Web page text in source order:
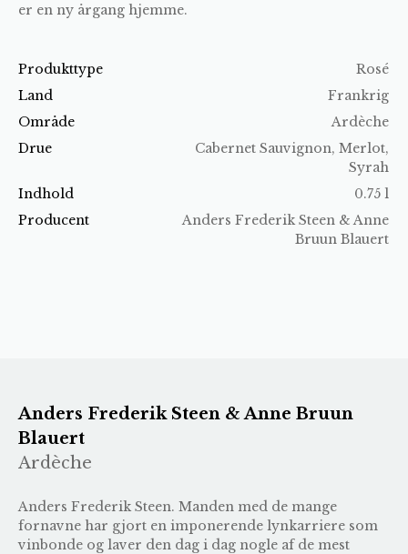
Produkttype
Rosé
Land
Frankrig
Område
Ardèche
Drue
Cabernet Sauvignon, Merlot,
Syrah
Indhold
0.75 l
Producent
Anders Frederik Steen & Anne
Bruun Blauert
er en ny årgang hjemme.
Anders Frederik Steen & Anne Bruun
Blauert
Ardèche
Anders Frederik Steen. Manden med de mange
fornavne har gjort en imponerende lynkarriere som
vinbonde og laver den dag i dag nogle af de mest